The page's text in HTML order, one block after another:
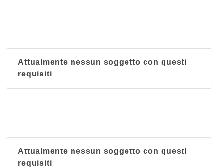
Attualmente nessun soggetto con questi
requisiti
Attualmente nessun soggetto con questi
requisiti